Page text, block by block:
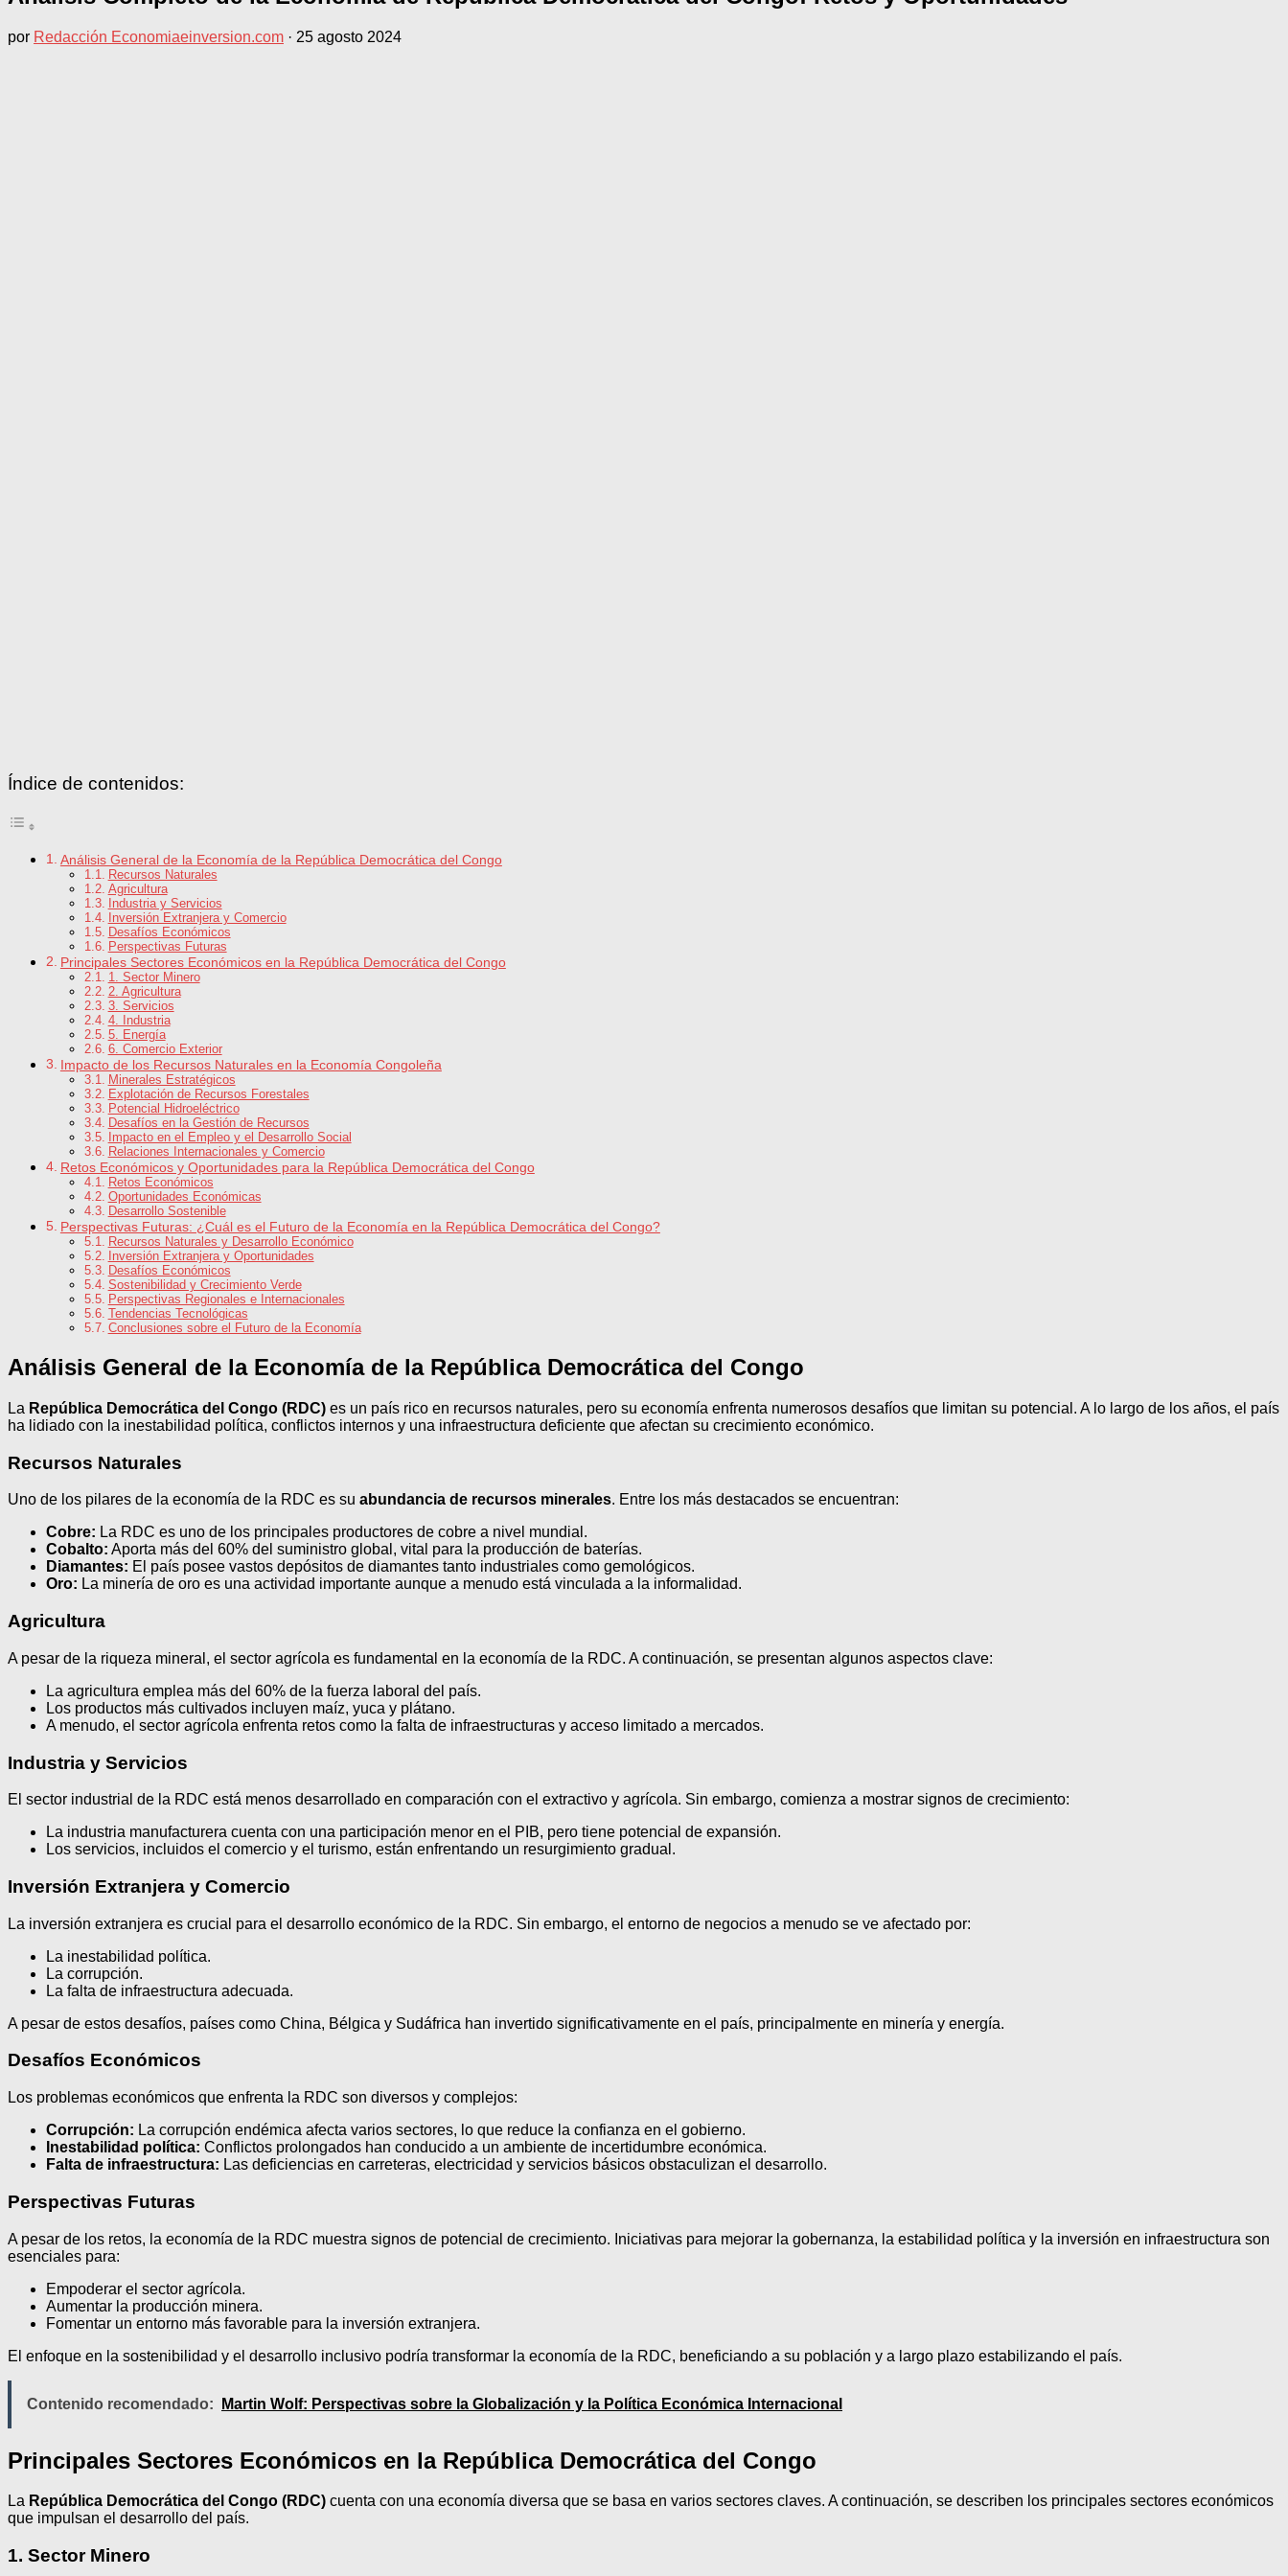
por Redacción Economiaeinversion.com · 25 agosto 2024
Índice de contenidos:
Análisis General de la Economía de la República Democrática del Congo
Recursos Naturales
Agricultura
Industria y Servicios
Inversión Extranjera y Comercio
Desafíos Económicos
Perspectivas Futuras
Principales Sectores Económicos en la República Democrática del Congo
1. Sector Minero
2. Agricultura
3. Servicios
4. Industria
5. Energía
6. Comercio Exterior
Impacto de los Recursos Naturales en la Economía Congoleña
Minerales Estratégicos
Explotación de Recursos Forestales
Potencial Hidroeléctrico
Desafíos en la Gestión de Recursos
Impacto en el Empleo y el Desarrollo Social
Relaciones Internacionales y Comercio
Retos Económicos y Oportunidades para la República Democrática del Congo
Retos Económicos
Oportunidades Económicas
Desarrollo Sostenible
Perspectivas Futuras: ¿Cuál es el Futuro de la Economía en la República Democrática del Congo?
Recursos Naturales y Desarrollo Económico
Inversión Extranjera y Oportunidades
Desafíos Económicos
Sostenibilidad y Crecimiento Verde
Perspectivas Regionales e Internacionales
Tendencias Tecnológicas
Conclusiones sobre el Futuro de la Economía
Análisis General de la Economía de la República Democrática del Congo
La República Democrática del Congo (RDC) es un país rico en recursos naturales, pero su economía enfrenta numerosos desafíos que limitan su potencial. A lo largo de los años, el país
ha lidiado con la inestabilidad política, conflictos internos y una infraestructura deficiente que afectan su crecimiento económico.
Recursos Naturales
Uno de los pilares de la economía de la RDC es su abundancia de recursos minerales. Entre los más destacados se encuentran:
Cobre: La RDC es uno de los principales productores de cobre a nivel mundial.
Cobalto: Aporta más del 60% del suministro global, vital para la producción de baterías.
Diamantes: El país posee vastos depósitos de diamantes tanto industriales como gemológicos.
Oro: La minería de oro es una actividad importante aunque a menudo está vinculada a la informalidad.
Agricultura
A pesar de la riqueza mineral, el sector agrícola es fundamental en la economía de la RDC. A continuación, se presentan algunos aspectos clave:
La agricultura emplea más del 60% de la fuerza laboral del país.
Los productos más cultivados incluyen maíz, yuca y plátano.
A menudo, el sector agrícola enfrenta retos como la falta de infraestructuras y acceso limitado a mercados.
Industria y Servicios
El sector industrial de la RDC está menos desarrollado en comparación con el extractivo y agrícola. Sin embargo, comienza a mostrar signos de crecimiento:
La industria manufacturera cuenta con una participación menor en el PIB, pero tiene potencial de expansión.
Los servicios, incluidos el comercio y el turismo, están enfrentando un resurgimiento gradual.
Inversión Extranjera y Comercio
La inversión extranjera es crucial para el desarrollo económico de la RDC. Sin embargo, el entorno de negocios a menudo se ve afectado por:
La inestabilidad política.
La corrupción.
La falta de infraestructura adecuada.
A pesar de estos desafíos, países como China, Bélgica y Sudáfrica han invertido significativamente en el país, principalmente en minería y energía.
Desafíos Económicos
Los problemas económicos que enfrenta la RDC son diversos y complejos:
Corrupción: La corrupción endémica afecta varios sectores, lo que reduce la confianza en el gobierno.
Inestabilidad política: Conflictos prolongados han conducido a un ambiente de incertidumbre económica.
Falta de infraestructura: Las deficiencias en carreteras, electricidad y servicios básicos obstaculizan el desarrollo.
Perspectivas Futuras
A pesar de los retos, la economía de la RDC muestra signos de potencial de crecimiento. Iniciativas para mejorar la gobernanza, la estabilidad política y la inversión en infraestructura son
esenciales para:
Empoderar el sector agrícola.
Aumentar la producción minera.
Fomentar un entorno más favorable para la inversión extranjera.
El enfoque en la sostenibilidad y el desarrollo inclusivo podría transformar la economía de la RDC, beneficiando a su población y a largo plazo estabilizando el país.
Contenido recomendado: Martin Wolf: Perspectivas sobre la Globalización y la Política Económica Internacional
Principales Sectores Económicos en la República Democrática del Congo
La República Democrática del Congo (RDC) cuenta con una economía diversa que se basa en varios sectores claves. A continuación, se describen los principales sectores económicos
que impulsan el desarrollo del país.
1. Sector Minero